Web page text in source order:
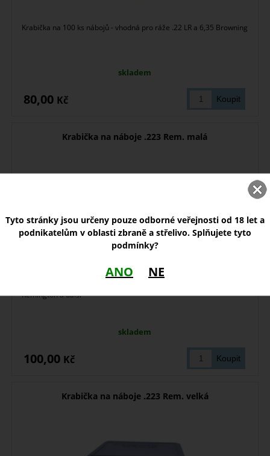
Krabička na 100 ks nábojů - vhodná pro ráže .22 LR a 6,35 Browning
skladem
80,00 Kč
Krabička na náboje .223 Rem. malá
Remington a další
skladem
100,00 Kč
Krabička na náboje .223 Rem. velká
Tyto stránky jsou určeny pouze odborné veřejnosti od 18 let a
podnikatelům v oblasti zbraně a střelivo. Splňujete tyto
podmínky?
ANO NE